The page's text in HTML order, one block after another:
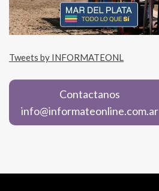
Tweets by INFORMATEONL
Contactanos
info@informateonline.com.ar